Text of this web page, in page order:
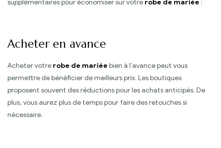
supplémentaires pour économiser sur votre robe de mariée :
Acheter en avance
Acheter votre robe de mariée bien à l’avance peut vous
permettre de bénéficier de meilleurs prix. Les boutiques
proposent souvent des réductions pour les achats anticipés. De
plus, vous aurez plus de temps pour faire des retouches si
nécessaire.